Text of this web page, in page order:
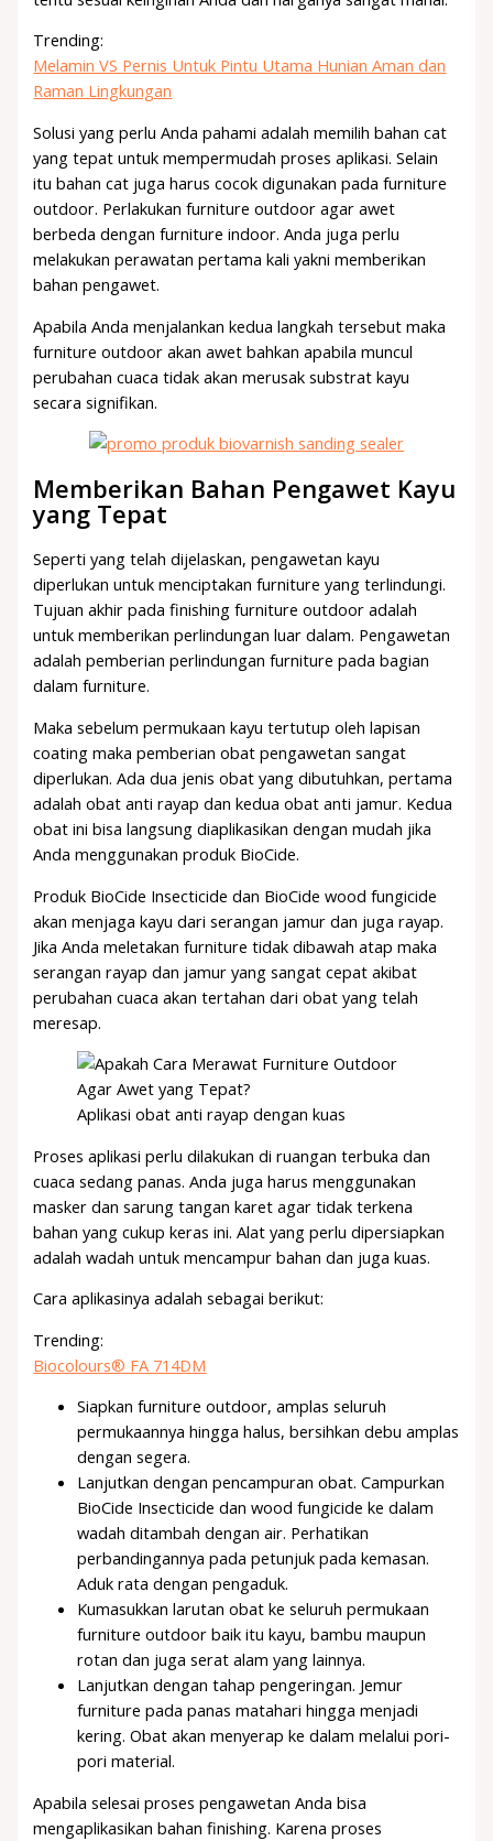
Trending:
Melamin VS Pernis Untuk Pintu Utama Hunian Aman dan
Raman Lingkungan
Solusi yang perlu Anda pahami adalah memilih bahan cat
yang tepat untuk mempermudah proses aplikasi. Selain
itu bahan cat juga harus cocok digunakan pada furniture
outdoor. Perlakukan furniture outdoor agar awet
berbeda dengan furniture indoor. Anda juga perlu
melakukan perawatan pertama kali yakni memberikan
bahan pengawet.
Apabila Anda menjalankan kedua langkah tersebut maka
furniture outdoor akan awet bahkan apabila muncul
perubahan cuaca tidak akan merusak substrat kayu
secara signifikan.
Memberikan Bahan Pengawet Kayu
yang Tepat
Seperti yang telah dijelaskan, pengawetan kayu
diperlukan untuk menciptakan furniture yang terlindungi.
Tujuan akhir pada finishing furniture outdoor adalah
untuk memberikan perlindungan luar dalam. Pengawetan
adalah pemberian perlindungan furniture pada bagian
dalam furniture.
Maka sebelum permukaan kayu tertutup oleh lapisan
coating maka pemberian obat pengawetan sangat
diperlukan. Ada dua jenis obat yang dibutuhkan, pertama
adalah obat anti rayap dan kedua obat anti jamur. Kedua
obat ini bisa langsung diaplikasikan dengan mudah jika
Anda menggunakan produk BioCide.
Produk BioCide Insecticide dan BioCide wood fungicide
akan menjaga kayu dari serangan jamur dan juga rayap.
Jika Anda meletakan furniture tidak dibawah atap maka
serangan rayap dan jamur yang sangat cepat akibat
perubahan cuaca akan tertahan dari obat yang telah
meresap.
Aplikasi obat anti rayap dengan kuas
Proses aplikasi perlu dilakukan di ruangan terbuka dan
cuaca sedang panas. Anda juga harus menggunakan
masker dan sarung tangan karet agar tidak terkena
bahan yang cukup keras ini. Alat yang perlu dipersiapkan
adalah wadah untuk mencampur bahan dan juga kuas.
Cara aplikasinya adalah sebagai berikut:
Trending:
Biocolours® FA 714DM
Siapkan furniture outdoor, amplas seluruh
permukaannya hingga halus, bersihkan debu amplas
dengan segera.
Lanjutkan dengan pencampuran obat. Campurkan
BioCide Insecticide dan wood fungicide ke dalam
wadah ditambah dengan air. Perhatikan
perbandingannya pada petunjuk pada kemasan.
Aduk rata dengan pengaduk.
Kumasukkan larutan obat ke seluruh permukaan
furniture outdoor baik itu kayu, bambu maupun
rotan dan juga serat alam yang lainnya.
Lanjutkan dengan tahap pengeringan. Jemur
furniture pada panas matahari hingga menjadi
kering. Obat akan menyerap ke dalam melalui pori-
pori material.
Apabila selesai proses pengawetan Anda bisa
mengaplikasikan bahan finishing. Karena proses